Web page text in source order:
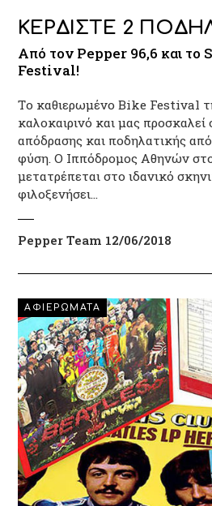
ΚΕΡΔΙΣΤΕ 2
Από τον Pepper 96,6 και το
Festival!
Tο καθιερωμένο Bike Festival
καλοκαιρινό και μας προσκαλεί
απόδρασης και ποδηλατικής
φύση. Ο Ιππόδρομος Αθηνών
μετατρέπεται στο ιδανικό
φιλοξενήσει…
Pepper Team 12/06/2018
ΑΦΙΕΡΩΜΑΤΑ